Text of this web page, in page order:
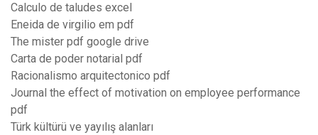
Calculo de taludes excel
Eneida de virgilio em pdf
The mister pdf google drive
Carta de poder notarial pdf
Racionalismo arquitectonico pdf
Journal the effect of motivation on employee performance
pdf
Türk kültürü ve yayılış alanları